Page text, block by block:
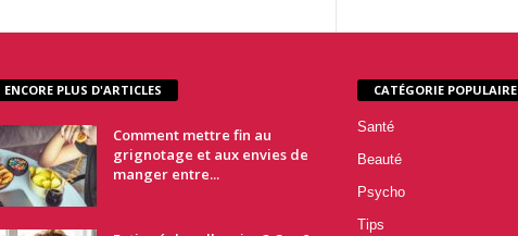
ENCORE PLUS D'ARTICLES
Comment mettre fin au
grignotage et aux envies de
manger entre...
CATÉGORIE POPULAIRE
Santé
Beauté
Psycho
Tips